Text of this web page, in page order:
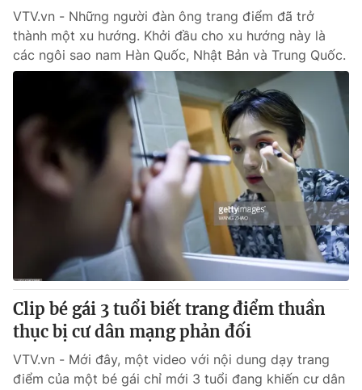
VTV.vn - Những người đàn ông trang điểm đã trở
thành một xu hướng. Khởi đầu cho xu hướng này là
các ngôi sao nam Hàn Quốc, Nhật Bản và Trung Quốc.
Clip bé gái 3 tuổi biết trang điểm thuần
thục bị cư dân mạng phản đối
VTV.vn - Mới đây, một video với nội dung dạy trang
điểm của một bé gái chỉ mới 3 tuổi đang khiến cư dân